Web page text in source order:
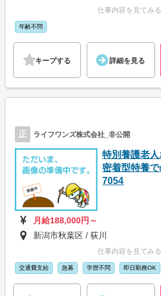
仕事内容を見てみ
年齢不問
キープする 詳細を見る
正 ライフワンズ株式会社_非公開
特別養護老
密着型特養
7054
月給188,000円～
新潟市秋葉区 / 荻川
仕事内容を見てみ
交通費支給 急募 学歴不問 即日勤務OK